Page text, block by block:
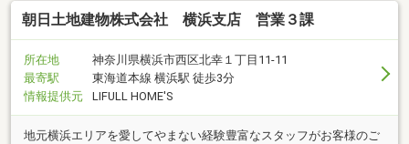
朝日土地建物株式会社 横浜支店 営業３課
所在地
神奈川県横浜市西区北幸１丁目11-11
最寄駅
東海道本線 横浜駅 徒歩3分
情報提供元
LIFULL HOME'S
地元横浜エリアを愛してやまない経験豊富なスタッフがお客様のご